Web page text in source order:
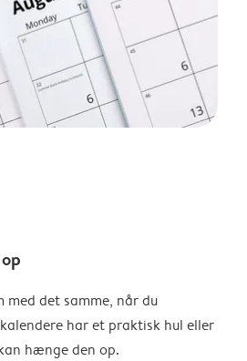
med det samme, når du
har et praktisk hul eller
hænge den op.